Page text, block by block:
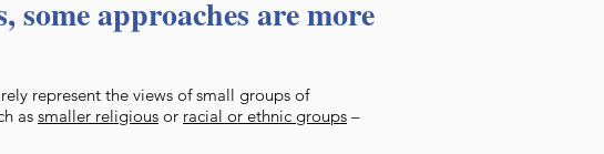
some approaches are more
represent the views of small groups of
as smaller religious or racial or ethnic groups –